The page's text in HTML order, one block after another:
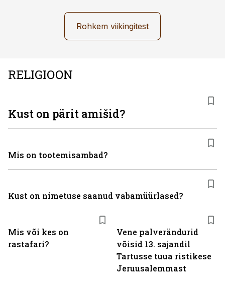
Rohkem viikingitest
RELIGIOON
Mis või kes on
rastafari?
Vene palverändurid
võisid 13. sajandil
Tartusse tuua ristikese
Jeruusalemmast
Kust on pärit amišid?
Mis on tootemisambad?
Kust on nimetuse saanud vabamüürlased?